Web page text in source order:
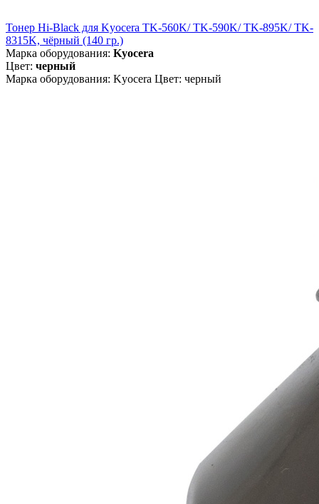
Тонер Hi-Black для Kyocera TK-560K/ TK-590K/ TK-895K/ TK-
8315K, чёрный (140 гр.)
Марка оборудования: Kyocera
Цвет: черный
Марка оборудования: Kyocera Цвет: черный